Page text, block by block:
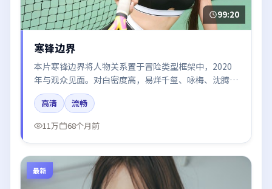
99:20
寒锋边界
本片寒锋边界将人物关系置于冒险类型框架中，2020
年与观众见面。对白密度高，易烊千玺、咏梅、沈腾、
白宇、雷佳音的台词节奏值得关注；整体气质偏中国大
陆都市与冷色调摄影。
高清
流畅
11万
68个月前
最新